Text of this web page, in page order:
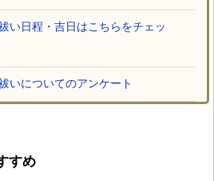
い日程・吉日はこちらをチェッ
いについてのアンケート
すめ